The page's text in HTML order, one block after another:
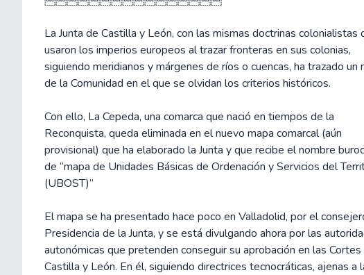
La Junta de Castilla y León, con las mismas doctrinas colonialistas
usaron los imperios europeos al trazar fronteras en sus colonias,
siguiendo meridianos y márgenes de ríos o cuencas, ha trazado un
de la Comunidad en el que se olvidan los criterios históricos.
Con ello, La Cepeda, una comarca que nació en tiempos de la
Reconquista, queda eliminada en el nuevo mapa comarcal (aún
provisional) que ha elaborado la Junta y que recibe el nombre
de “mapa de Unidades Básicas de Ordenación y Servicios del
(UBOST)”
El mapa se ha presentado hace poco en Valladolid, por el
Presidencia de la Junta, y se está divulgando ahora por las
autonómicas que pretenden conseguir su aprobación en las Cortes
Castilla y León. En él, siguiendo directrices tecnocráticas, ajenas a